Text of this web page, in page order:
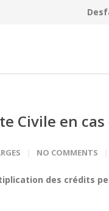
Civile en
NO COMMENTS
des crédits